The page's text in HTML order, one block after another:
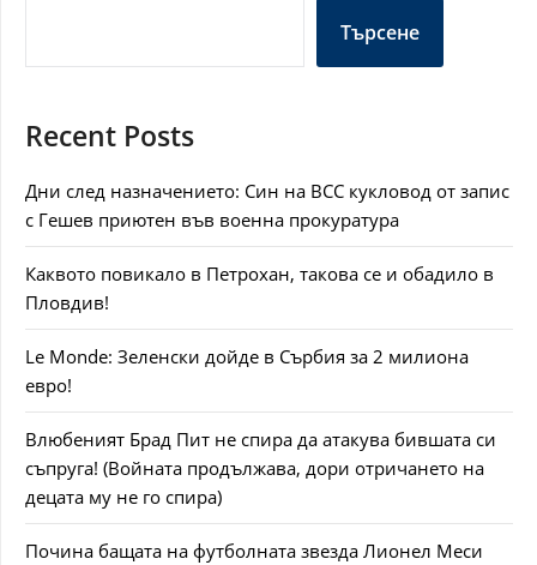
Търсене
Recent Posts
Дни след назначението: Син на ВСС кукловод от запис
с Гешев приютен във военна прокуратура
Каквото повикало в Петрохан, такова се и обадило в
Пловдив!
Le Monde: Зеленски дойде в Сърбия за 2 милиона
евро!
Влюбеният Брад Пит не спира да атакува бившата си
съпруга! (Войната продължава, дори отричането на
децата му не го спира)
Почина бащата на футболната звезда Лионел Меси